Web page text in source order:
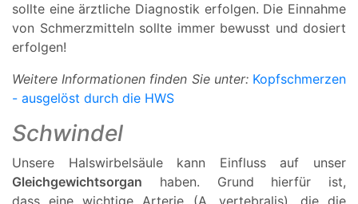
sollte eine ärztliche Diagnostik erfolgen. Die Einnahme
von Schmerzmitteln sollte immer bewusst und dosiert
erfolgen!
Weitere Informationen finden Sie unter: Kopfschmerzen
- ausgelöst durch die HWS
Schwindel
Unsere Halswirbelsäule kann Einfluss auf unser
Gleichgewichtsorgan haben. Grund hierfür ist,